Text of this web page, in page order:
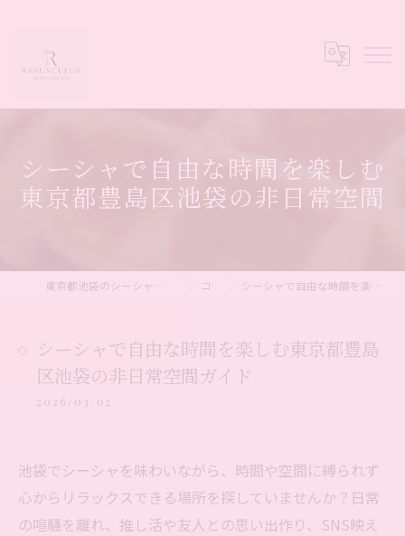
シーシャで自由な時間を楽しむ
東京都豊島区池袋の非日常空間
東京都池袋のシーシャならシーシャカフェ&バー Ranunculus コラム シーシャで自由な時間を楽しむ東京都豊島区池袋の非日常空間ガイド
シーシャで自由な時間を楽しむ東京都豊島
区池袋の非日常空間ガイド
2026/03/02
池袋でシーシャを味わいながら、時間や空間に縛られず
心からリラックスできる場所を探していませんか？日常
の喧騒を離れ、推し活や友人との思い出作り、SNS映え